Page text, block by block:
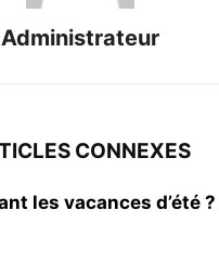
Administrateur
CONNEXES
les vacances d’été